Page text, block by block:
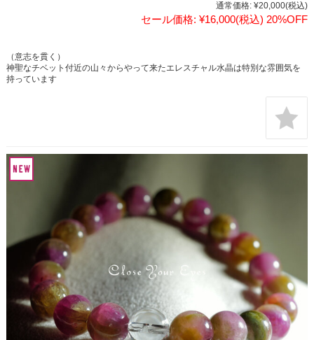
通常価格: ¥20,000(税込)
セール価格: ¥16,000(税込) 20%OFF
（意志を貫く）
神聖なチベット付近の山々からやって来たエレスチャル水晶は特別な雰囲気を
持っています